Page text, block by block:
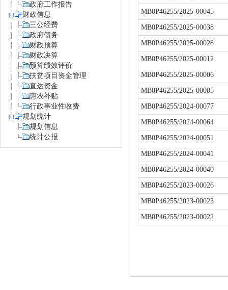
政府工作报告
财政信息
三公经费
政府债务
财政预算
财政决算
预算绩效评价
扶贫项目资金管理
直达资金
惠农补贴
行政事业性收费
规划统计
规划信息
统计公报
MB0P46255/2025-00045
MB0P46255/2025-00038
MB0P46255/2025-00028
MB0P46255/2025-00012
MB0P46255/2025-00006
MB0P46255/2025-00005
MB0P46255/2024-00077
MB0P46255/2024-00064
MB0P46255/2024-00051
MB0P46255/2024-00041
MB0P46255/2024-00040
MB0P46255/2023-00026
MB0P46255/2023-00023
MB0P46255/2023-00022